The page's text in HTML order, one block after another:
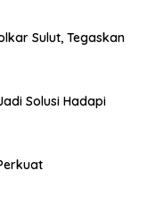
Sulut, Tegaskan
Solusi Hadapi